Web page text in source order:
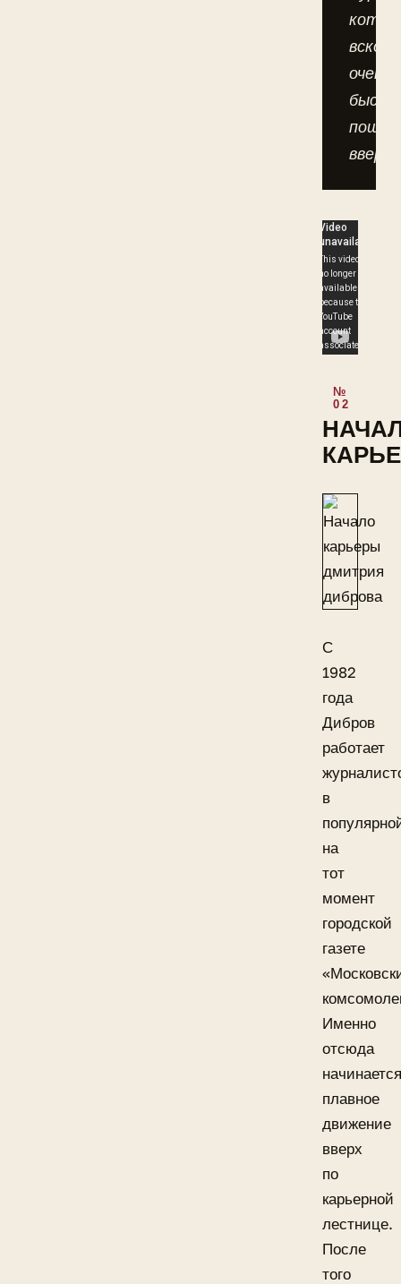
вскоре
очень
пошла
вверх.
С
1982
года
Дибров
работает
в
на
тот
момент
городской
газете
Именно
отсюда
начинается
плавное
движение
вверх
по
карьерной
лестнице.
После
того